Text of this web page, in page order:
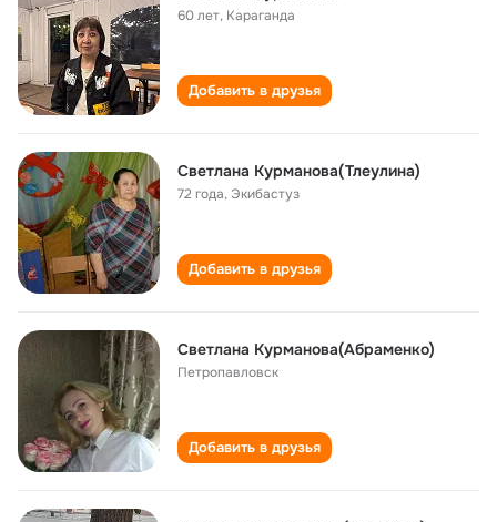
60 лет, Караганда
Добавить в друзья
Светлана Курманова(Тлеулина)
72 года, Экибастуз
Добавить в друзья
Светлана Курманова(Абраменко)
Петропавловск
Добавить в друзья